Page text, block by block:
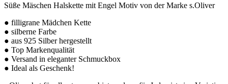
Süße Mäschen Halskette mit Engel Motiv von der Marke s.Oliver
● filligrane Mädchen Kette
● silberne Farbe
● aus 925 Silber hergestellt
● Top Markenqualität
● Versand in eleganter Schmuckbox
● Ideal als Geschenk!